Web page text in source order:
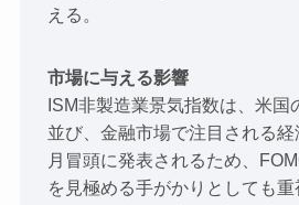
える。
市場に与える影響
ISM非製造業景気指数は、米国
並び、金融市場で注目される
月冒頭に発表されるため、
を見極める手がかりとしても